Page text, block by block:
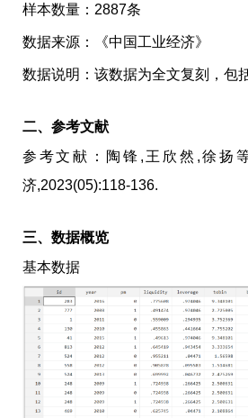
样本数量：2887条
数据来源：《中国工业经济》
数据说明：该数据为全文复刻，包
二、参考文献
参考文献：陶锋,王欣然,徐扬
济,2023(05):118-136.
三、数据概览
基本数据